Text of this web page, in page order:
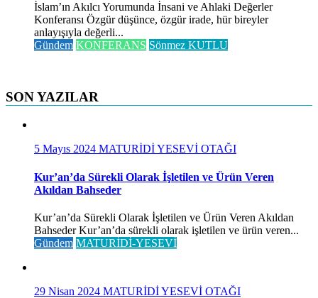
İslam’ın Akılcı Yorumunda İnsani ve Ahlaki Değerler
Konferansı Özgür düşünce, özgür irade, hür bireyler
anlayışıyla değerli...
Gündem KONFERANS Sönmez KUTLU
SON YAZILAR
5 Mayıs 2024 MATURİDİ YESEVİ OTAĞI
Kur’an’da Sürekli Olarak İşletilen ve Ürün Veren
Akıldan Bahseder
Kur’an’da Sürekli Olarak İşletilen ve Ürün Veren Akıldan
Bahseder Kur’an’da sürekli olarak işletilen ve ürün veren...
Gündem MATURİDİ-YESEVİ
29 Nisan 2024 MATURİDİ YESEVİ OTAĞI